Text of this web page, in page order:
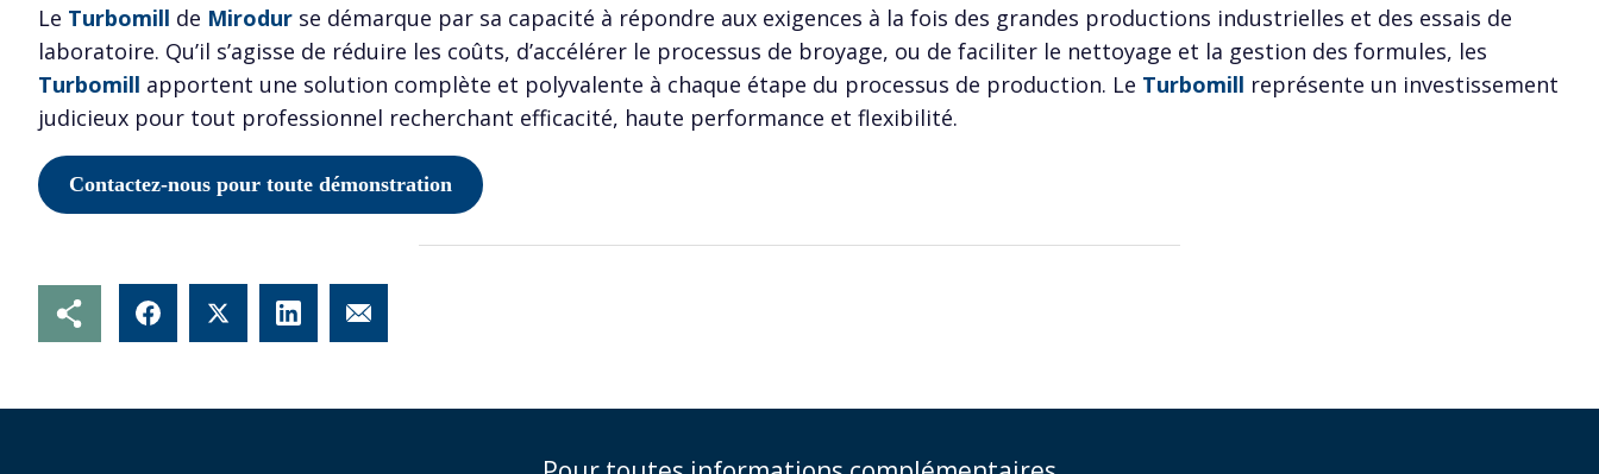
Le Turbomill de Mirodur se démarque par sa capacité à répondre aux exigences à la fois des grandes productions industrielles et des essais de
laboratoire. Qu’il s’agisse de réduire les coûts, d’accélérer le processus de broyage, ou de faciliter le nettoyage et la gestion des formules, les
Turbomill apportent une solution complète et polyvalente à chaque étape du processus de production. Le Turbomill représente un investissement
judicieux pour tout professionnel recherchant efficacité, haute performance et flexibilité.
Contactez-nous pour toute démonstration